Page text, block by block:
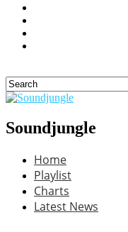
Soundjungle
Home
Playlist
Charts
Latest News